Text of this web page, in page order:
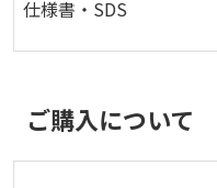
仕様書・SDS
ご購入について